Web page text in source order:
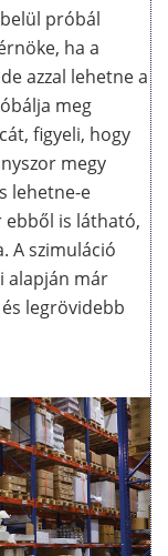
próbál
ha a
azzal lehetne a
meg
figyeli, hogy
megy
lehetne-e
ebből is látható,
A szimuláció
alapján már
legrövidebb